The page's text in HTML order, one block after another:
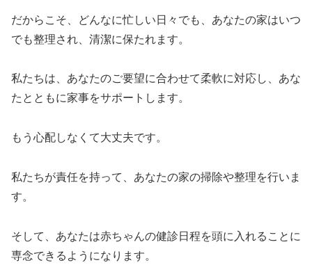
だからこそ、どんなに忙しい日々でも、あなたの家はいつ
でも整理され、清潔に保たれます。
私たちは、あなたのご要望に合わせて柔軟に対応し、あな
たとともに家事をサポートします。
もう心配しなくて大丈夫です。
私たちが責任を持って、あなたの家の掃除や整理を行いま
す。
そして、あなたは赤ちゃんの健診日程を頭に入れることに
専念できるようになります。